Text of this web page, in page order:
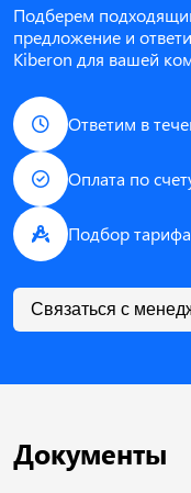
Подберем
предложение и
Kiberon для вашей
Ответим в
Оплата по
Подбор
Связаться с
Документы